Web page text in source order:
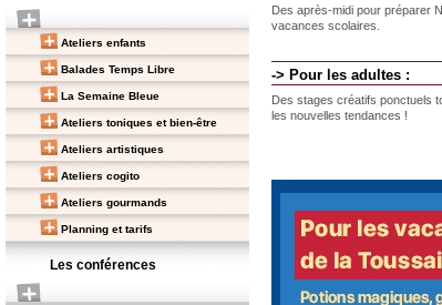
Ateliers enfants
Balades Temps Libre
La Semaine Bleue
Ateliers toniques et bien-être
Ateliers artistiques
Ateliers cogito
Ateliers gourmands
Planning et tarifs
Les conférences
Des après-midi pour préparer
vacances scolaires.
-> Pour les adultes :
Des stages créatifs ponctuels
les nouvelles tendances !